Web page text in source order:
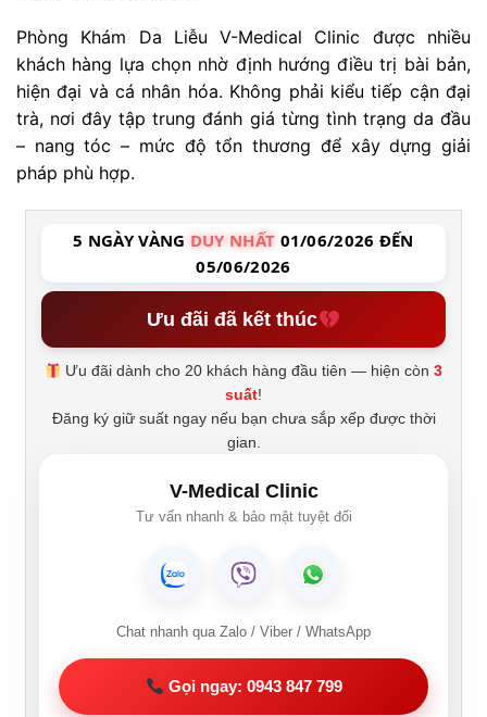
Phòng Khám Da Liễu V-Medical Clinic được nhiều
khách hàng lựa chọn nhờ định hướng điều trị bài bản,
hiện đại và cá nhân hóa. Không phải kiểu tiếp cận đại
trà, nơi đây tập trung đánh giá từng tình trạng da đầu
– nang tóc – mức độ tổn thương để xây dựng giải
pháp phù hợp.
5 NGÀY VÀNG DUY NHẤT 01/06/2026 ĐẾN
05/06/2026
Ưu đãi đã kết thúc
Ưu đãi dành cho 20 khách hàng đầu tiên — hiện còn3
suất!
Đăng ký giữ suất ngay nếu bạn chưa sắp xếp được thời
gian.
V-Medical Clinic
Tư vấn nhanh & bảo mật tuyệt đối
Chat nhanh qua Zalo / Viber / WhatsApp
Gọi ngay: 0943 847 799